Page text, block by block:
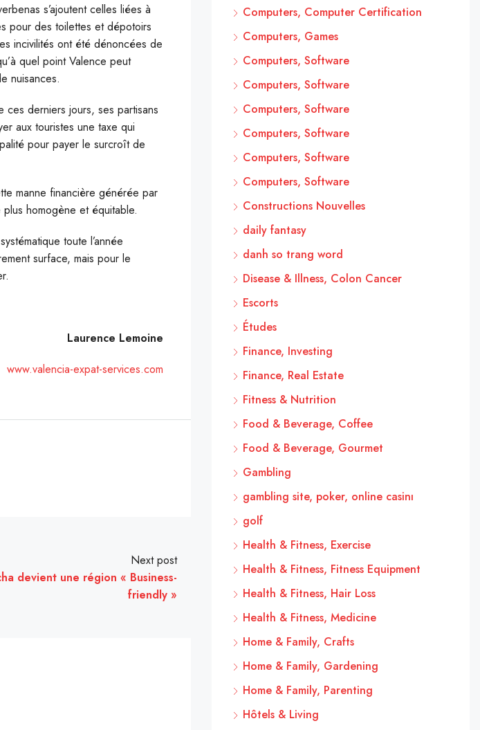
s’ajoutent celles liées à
pour des toilettes et dépotoirs
incivilités ont été dénoncées de
quel point Valence peut
nuisances.
ces derniers jours, ses partisans
aux touristes une taxe qui
pour payer le surcroît de
manne financière générée par
homogène et équitable.
toute l’année
surface, mais pour le
Laurence Lemoine
www.valencia-expat-services.com
Next post
devient une région « Business-
friendly »
Computers, Computer Certification
Computers, Games
Computers, Software
Computers, Software
Computers, Software
Computers, Software
Computers, Software
Computers, Software
Constructions Nouvelles
daily fantasy
danh so trang word
Disease & Illness, Colon Cancer
Escorts
Études
Finance, Investing
Finance, Real Estate
Fitness & Nutrition
Food & Beverage, Coffee
Food & Beverage, Gourmet
Gambling
gambling site, poker, online casinı
golf
Health & Fitness, Exercise
Health & Fitness, Fitness Equipment
Health & Fitness, Hair Loss
Health & Fitness, Medicine
Home & Family, Crafts
Home & Family, Gardening
Home & Family, Parenting
Hôtels & Living